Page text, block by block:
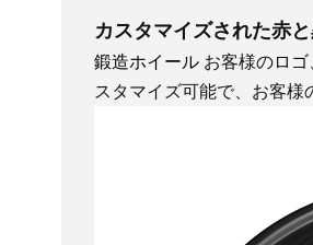
カスタマイズされた赤
鍛造ホイール お客様のロ
スタマイズ可能で、お客様